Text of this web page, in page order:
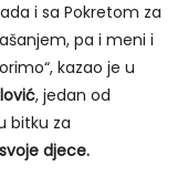
i sa Pokretom za
pa i meni i
kazao je u
, jedan od
bitku za
svoje djece.